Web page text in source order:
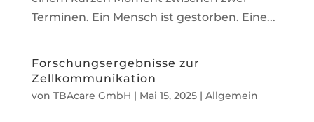
Terminen. Ein Mensch ist gestorben. Eine...
Forschungsergebnisse zur
Zellkommunikation
von TBAcare GmbH | Mai 15, 2025| Allgemein